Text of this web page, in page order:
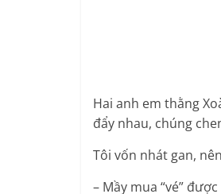
Hai anh em thằng
đẩy nhau, chúng
Tôi vốn nhát gan,
– Mầy mua “vé”